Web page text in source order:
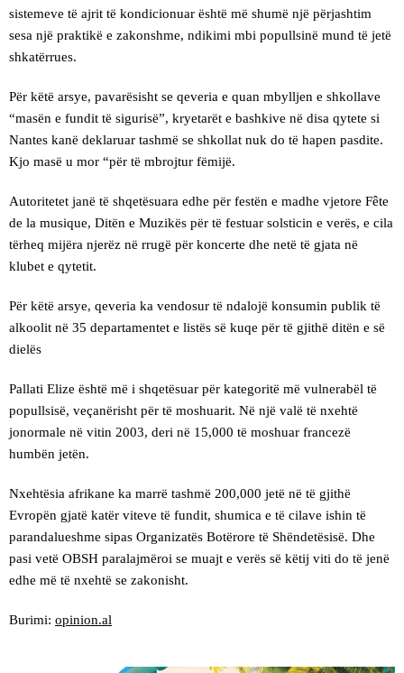
sistemeve të ajrit të kondicionuar është më shumë një përjashtim
sesa një praktikë e zakonshme, ndikimi mbi popullsinë mund të jetë
shkatërrues.
Për këtë arsye, pavarësisht se qeveria e quan mbylljen e shkollave
“masën e fundit të sigurisë”, kryetarët e bashkive në disa qytete si
Nantes kanë deklaruar tashmë se shkollat ​​nuk do të hapen pasdite.
Kjo masë u mor “për të mbrojtur fëmijë.
Autoritetet janë të shqetësuara edhe për festën e madhe vjetore Fête
de la musique, Ditën e Muzikës për të festuar solsticin e verës, e cila
tërheq mijëra njerëz në rrugë për koncerte dhe netë të gjata në
klubet e qytetit.
Për këtë arsye, qeveria ka vendosur të ndalojë konsumin publik të
alkoolit në 35 departamentet e listës së kuqe për të gjithë ditën e së
dielës
Pallati Elize është më i shqetësuar për kategoritë më vulnerabël të
popullsisë, veçanërisht për të moshuarit. Në një valë të nxehtë
jonormale në vitin 2003, deri në 15,000 të moshuar francezë
humbën jetën.
Nxehtësia afrikane ka marrë tashmë 200,000 jetë në të gjithë
Evropën gjatë katër viteve të fundit, shumica e të cilave ishin të
parandalueshme sipas Organizatës Botërore të Shëndetësisë. Dhe
pasi vetë OBSH paralajmëroi se muajt e verës së këtij viti do të jenë
edhe më të nxehtë se zakonisht.
Burimi: opinion.al